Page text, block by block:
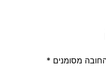
מסומנים *